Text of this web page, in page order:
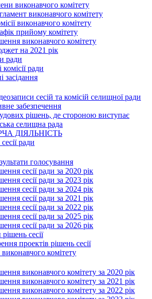
виконавчого комітету
виконавчого комітету
виконавчого комітету
прийому комітету
виконавчого комітету
на 2021 рік
ради
ради
засідання
сесій та комісій селищної ради
забезпечення
рішень, де стороною виступає
селищна рада
ДІЯЛЬНІСТЬ
ради
голосування
сесії ради за 2020 рік
сесії ради за 2023 рік
сесії ради за 2024 рік
сесії ради за 2021 рік
сесії ради за 2022 рік
сесії ради за 2025 рік
сесії ради за 2026 рік
сесії
проектів рішень сесії
комітету
виконавчого комітету за 2020 рік
виконавчого комітету за 2021 рік
виконавчого комітету за 2022 рік